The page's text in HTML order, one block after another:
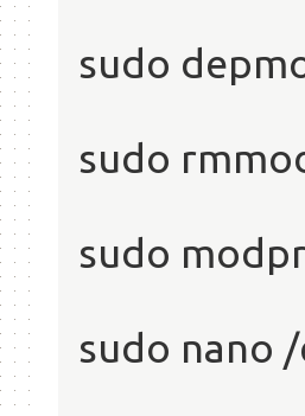
sudo
sudo
sudo
sudo nano